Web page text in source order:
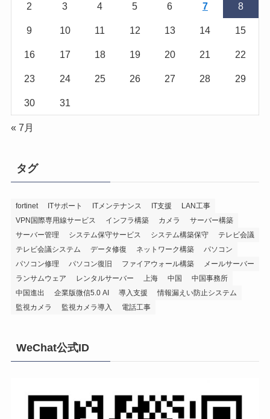
2 3 4 5 6 7 8
9 10 11 12 13 14 15
16 17 18 19 20 21 22
23 24 25 26 27 28 29
30 31
« 7月
タグ
fortinet ITサポート ITメンテナンス IT支援
LAN工事
VPN国際専用線サービス
インフラ構築 カメラ
サーバー構築
サーバー管理
システム保守サービス システム構築保守
テレビ会議
テレビ会議システム
データ修復 ネットワーク構築
パソコン
パソコン修理
パソコン復旧 ファイアウォール構築
メールサーバー
ランサムウェア
レンタルサーバー 上海 中国
中国事務所
中国進出
企業版微信5.0 AI 導入支援
情報漏えい防止システム
監視カメラ
監視カメラ導入 電話工事
WeChat公式ID